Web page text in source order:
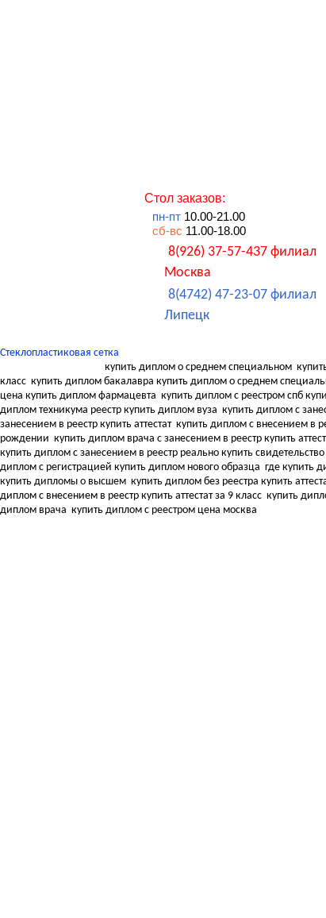
Стол заказов:
пн-пт 10.00-21.00
сб-вс 11.00-18.00
8(926) 37-57-437 филиал
Москва
8(4742) 47-23-07 филиал
Липецк
Стеклопластиковая сетка
купить диплом о среднем специальном
класс купить диплом бакалавра купить диплом о среднем
цена купить диплом фармацевта купить диплом с реестром спб
диплом техникума реестр купить диплом вуза купить диплом с
занесением в реестр купить аттестат купить диплом с внесением в
рождении купить диплом врача с занесением в реестр купить
купить диплом с занесением в реестр реально купить
диплом с регистрацией купить диплом нового образца где купить
купить дипломы о высшем купить диплом без реестра купить
диплом с внесением в реестр купить аттестат за 9 класс купить
диплом врача купить диплом с реестром цена москва